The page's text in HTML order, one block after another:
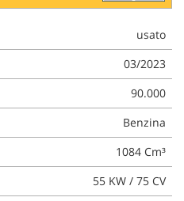
usato
03/2023
90.000
Benzina
1084 Cm³
55 KW / 75 CV